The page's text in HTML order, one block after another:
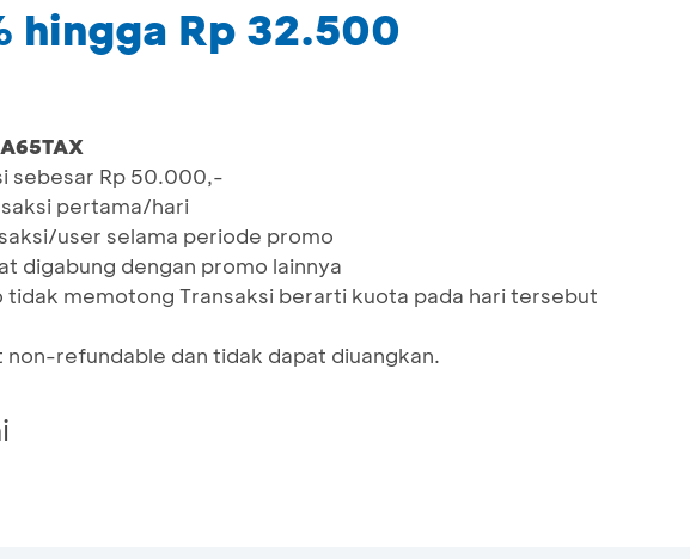
hingga Rp 32.500
sebesar Rp 50.000,-
pertama/hari
user selama periode promo
digabung dengan promo lainnya
memotong Transaksi berarti kuota pada hari tersebut
non-refundable dan tidak dapat diuangkan.